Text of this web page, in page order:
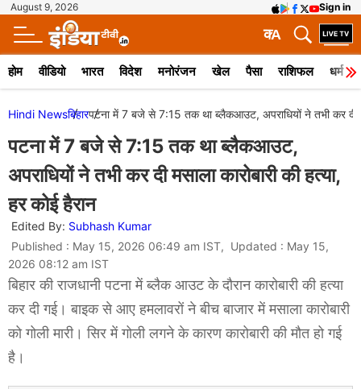
August 9, 2026 Sign in
A
क
होम वीडियो भारत विदेश मनोरंजन खेल पैसा राशिफल धर्म
Hindi Newsबिहारपटना में 7 बजे से 7:15 तक था ब्लैकआउट, अपराधियों ने तभी कर दी
पटना में 7 बजे से 7:15 तक था ब्लैकआउट,
अपराधियों ने तभी कर दी मसाला कारोबारी की हत्या,
हर कोई हैरान
Edited By: Subhash Kumar
Published : May 15, 2026 06:49 am IST, Updated : May 15,
2026 08:12 am IST
बिहार की राजधानी पटना में ब्लैक आउट के दौरान कारोबारी की हत्या
कर दी गई। बाइक से आए हमलावरों ने बीच बाजार में मसाला कारोबारी
को गोली मारी। सिर में गोली लगने के कारण कारोबारी की मौत हो गई
है।